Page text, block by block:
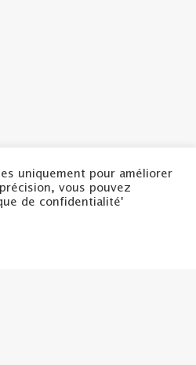
uniquement pour améliorer
vous pouvez
de confidentialité'